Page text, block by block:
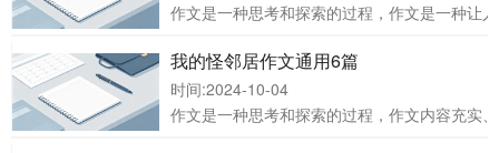
作文是一种思考和探索的过程，作文是一种让
我的怪邻居作文通用6篇
时间:2024-10-04
作文是一种思考和探索的过程，作文内容充实